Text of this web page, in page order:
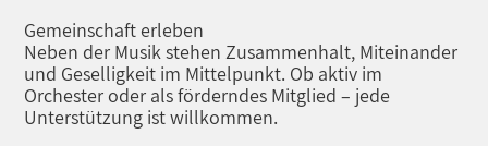
Gemeinschaft erleben
Neben der Musik stehen Zusammenhalt, Miteinander
und Geselligkeit im Mittelpunkt. Ob aktiv im
Orchester oder als förderndes Mitglied – jede
Unterstützung ist willkommen.